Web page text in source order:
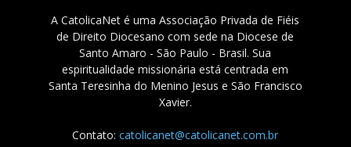
A CatolicaNet é uma Associação Privada de Fiéis
de Direito Diocesano com sede na Diocese de
Santo Amaro - São Paulo - Brasil. Sua
espiritualidade missionária está centrada em
Santa Teresinha do Menino Jesus e São Francisco
Xavier.
Contato:catolicanet@catolicanet.com.br